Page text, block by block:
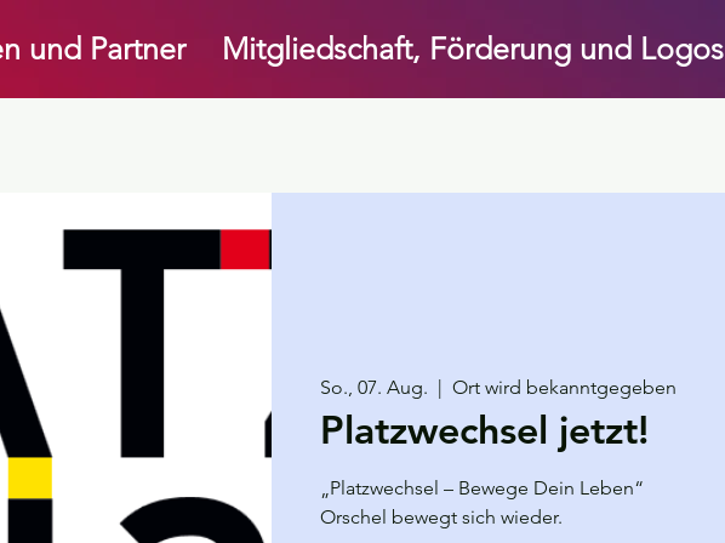
und Partner Mitgliedschaft, Förderung und Logos
So., 07. Aug. Ort wird bekanntgegeben
Platzwechsel jetzt!
„Platzwechsel – Bewege Dein Leben“
Orschel bewegt sich wieder.